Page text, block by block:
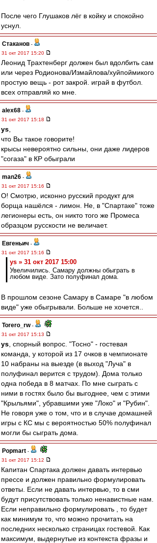
После чего Глушаков лёг в койку и спокойно
уснул.
Cтаканов -
31 окт 2017 15:20
Леонид Трахтенберг должен был вдолбить сам
или через Родионова/Измайлова/хуйпоймикого
простую вещь - рот закрой. играй в футбол.
всех отправляй ко мне.
alex68 -
31 окт 2017 15:18
ys
что Вы такое говорите!
крысы невероятно сильны, они даже лидеров
"согаза" в КР обыграли
man26 -
31 окт 2017 15:16
О! Смотрю, исконно русский продукт для
борща нашёлся - лимон. Не, в "Спартаке" тоже
легионеры есть, он никто того же Промеса
образцом русскости не величает.
Евгеньич -
31 окт 2017 15:16
ys » 31 окт 2017 15:00
Увеличились. Самару должны обыграть в
любом виде. Зато полуфинал дома.
В прошлом сезоне Самару в Самаре "в любом
виде" уже обыгрывали. Больше не хочется..
Torero_rw-
31 окт 2017 15:13
ys , спорный вопрос. "Тосно" - гостевая
команда, у которой из 17 очков в чемпионате
10 набраны на выезде (в выход "Луча" в
полуфинал верится с трудом). Дома только
одна победа в 8 матчах. По мне сыграть с
ними в гостях было бы выгоднее, чем с этими
"Крыльями", убравшими уже "Локо" и "Рубин".
Не говоря уже о том, что и в случае домашней
игры с КС мы с вероятностью 50% полуфинал
могли бы сыграть дома.
Popmart -
31 окт 2017 15:12
Капитан Спартака должен давать интервью
прессе и должен правильно формулировать
ответы. Если не давать интервью, то в сми
будут присутствовать только ненавистные нам.
Если неправильно формулировать , то будет
как минимум то, что можно прочитать на
последних несколько страницах гостевой. Как
максимум, выдернутые из контекста фразы и